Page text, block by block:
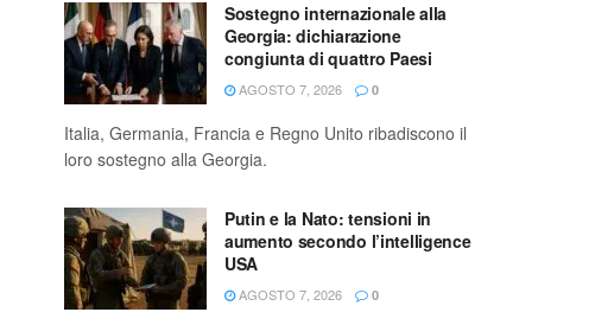
Sostegno internazionale alla
Georgia: dichiarazione
congiunta di quattro Paesi
AGOSTO 7, 2026 0
Italia, Germania, Francia e Regno Unito ribadiscono il
loro sostegno alla Georgia.
Putin e la Nato: tensioni in
aumento secondo l’intelligence
USA
AGOSTO 7, 2026 0